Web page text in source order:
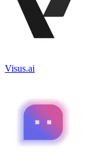
Visus.ai